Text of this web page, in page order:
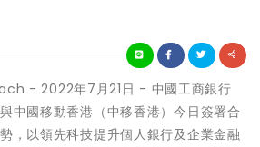
- 2022年7月21日 - 中國工商銀行
中國移動香港（中移香港）今日簽署合
，以領先科技提升個人銀行及企業金融